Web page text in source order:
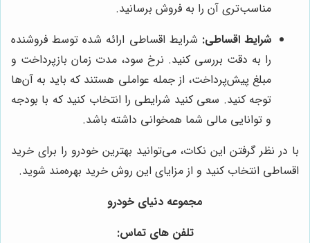
مناسب‌تری آن را به فروش برسانید.
شرایط اقساطی: شرایط اقساطی ارائه شده توسط فروشنده
را به دقت بررسی کنید. نرخ سود، مدت زمان بازپرداخت و
مبلغ پیش‌پرداخت، از جمله عواملی هستند که باید به آن‌ها
توجه کنید. سعی کنید شرایطی را انتخاب کنید که با بودجه
و توانایی مالی شما همخوانی داشته باشد.
با در نظر گرفتن این نکات، می‌توانید بهترین خودرو را برای خرید
اقساطی انتخاب کنید و از مزایای این روش خرید بهره‌مند شوید.
مجموعه دنیای خودرو
تلفن های تماس: